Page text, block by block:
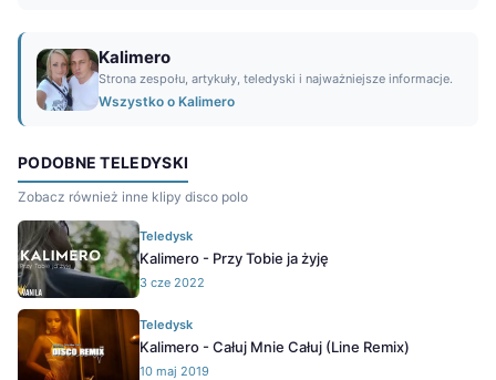
Kalimero
Strona zespołu, artykuły, teledyski i najważniejsze informacje.
Wszystko o Kalimero
PODOBNE TELEDYSKI
Zobacz również inne klipy disco polo
Teledysk
Kalimero - Przy Tobie ja żyję
3 cze 2022
Teledysk
Kalimero - Całuj Mnie Całuj (Line Remix)
10 maj 2019